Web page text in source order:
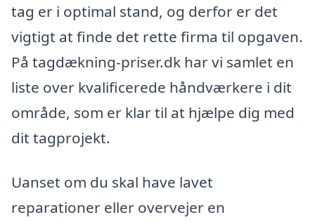
tag er i optimal stand, og derfor er det
vigtigt at finde det rette firma til opgaven.
På tagdækning-priser.dk har vi samlet en
liste over kvalificerede håndværkere i dit
område, som er klar til at hjælpe dig med
dit tagprojekt.
Uanset om du skal have lavet
reparationer eller overvejer en